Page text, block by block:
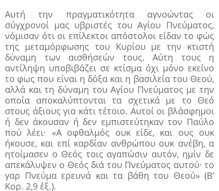
Αυτή την πραγματικότητα αγνοώντας οι
σύγχρονοί μας υβριστές του Αγίου Πνεύματος,
νόμισαν ότι οι επίλεκτοι απόστολοι είδαν το φώς
της μεταμόρφωσης του Κυρίου με την κτιστή
δύναμη των αισθήσεών τους. Αύτη τους η
αντίληψη υποβιβάζει σε κτίσμα όχι μόνο εκείνο
το φως που είναι η δόξα και η βασιλεία του Θεού,
αλλά και τη δύναμη του Αγίου Πνεύματος με την
οποία αποκαλύπτονται τα σχετικά με το Θεό
στους άξιους για κάτι τέτοιο. Αυτοί οι βλάσφημοι
ή δεν άκουσαν ή δεν εμπιστεύτηκαν τον Παύλο
πού λέει· «Α οφθαλμός ουκ είδε, και ους ουκ
ήκουσε, και επί καρδίαν ανθρώπου ουκ ανέβη, α
ητοίμασεν ο Θεός τοις αγαπώσιν αυτόν, ημίν δε
απεκάλυψεν ο Θεός διά του Πνεύματος αυτού· το
γαρ Πνεύμα ερευνά και τα βάθη του Θεού» (Β’
Κορ. 2,9 έξ.).